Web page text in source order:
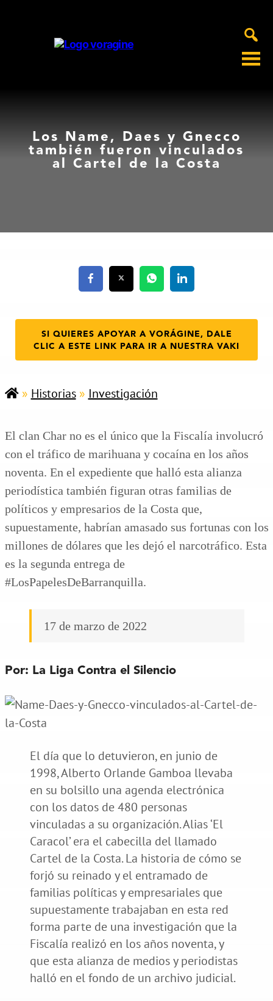
Los Name, Daes y Gnecco
también fueron vinculados
al Cartel de la Costa
SI QUIERES APOYAR A VORÁGINE, DALE
CLIC A ESTE LINK PARA IR A NUESTRA VAKI
» Historias» Investigación
El clan Char no es el único que la Fiscalía involucró
con el tráfico de marihuana y cocaína en los años
noventa. En el expediente que halló esta alianza
periodística también figuran otras familias de
políticos y empresarios de la Costa que,
supuestamente, habrían amasado sus fortunas con los
millones de dólares que les dejó el narcotráfico. Esta
es la segunda entrega de
#LosPapelesDeBarranquilla.
17 de marzo de 2022
Por: La Liga Contra el Silencio
El día que lo detuvieron, en junio de
1998, Alberto Orlande Gamboa llevaba
en su bolsillo una agenda electrónica
con los datos de 480 personas
vinculadas a su organización. Alias ‘El
Caracol’ era el cabecilla del llamado
Cartel de la Costa. La historia de cómo se
forjó su reinado y el entramado de
familias políticas y empresariales que
supuestamente trabajaban en esta red
forma parte de una investigación que la
Fiscalía realizó en los años noventa, y
que esta alianza de medios y periodistas
halló en el fondo de un archivo judicial.